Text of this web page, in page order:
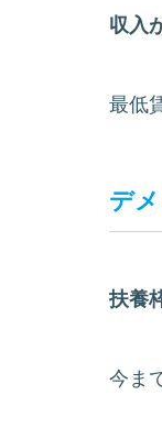
収入
最低
デ
扶養
今ま